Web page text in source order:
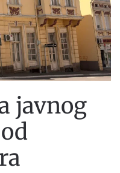
javnog